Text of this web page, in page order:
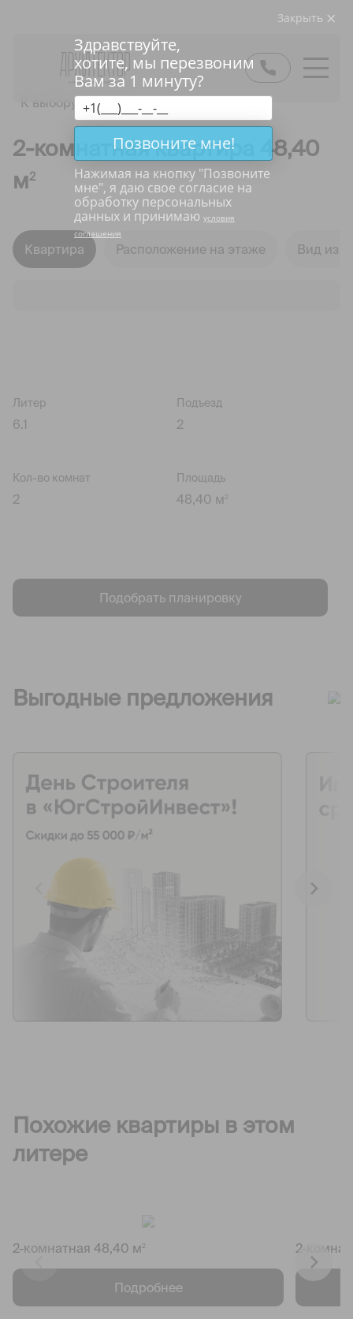
К выбору квартир
2-комнатная квартира 48,40
м2
Литер
6.1
Подъезд
2
Кол-во комнат
2
Площадь
48,40 м 2
Подобрать планировку
Квартира Расположение на этаже Вид из
Выгодные предложения
Похожие квартиры в этом
литере
2-комнатная 48,40 м 2
Подробнее
2-
Закрыть
Здравствуйте,
хотите, мы перезвоним
Вам за 1 минуту?
Позвоните мне!
Нажимая на кнопку "Позвоните
мне", я даю свое согласие на
обработку персональных
данных и принимаю условия
соглашения